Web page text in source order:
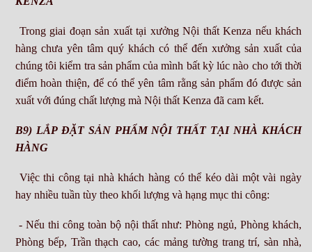
Trong giai đoạn sản xuất tại xưởng Nội thất Kenza nếu khách
hàng chưa yên tâm quý khách có thể đến xưởng sản xuất của
chúng tôi kiểm tra sản phẩm của mình bất kỳ lúc nào cho tới thời
điểm hoàn thiện, để có thể yên tâm rằng sản phẩm đó được sản
xuất với đúng chất lượng mà Nội thất Kenza đã cam kết.
B9) LẮP ĐẶT SẢN PHẨM NỘI THẤT TẠI NHÀ KHÁCH
HÀNG
Việc thi công tại nhà khách hàng có thể kéo dài một vài ngày
hay nhiều tuần tùy theo khối lượng và hạng mục thi công:
- Nếu thi công toàn bộ nội thất như: Phòng ngủ, Phòng khách,
Phòng bếp, Trần thạch cao, các mảng tường trang trí, sàn nhà,